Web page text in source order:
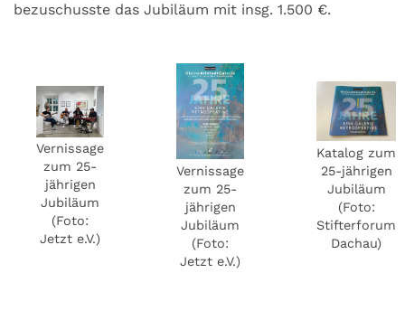
bezuschusste das Jubiläum mit insg. 1.500 €.
Vernissage
zum 25-
jährigen
Jubiläum
(Foto:
Jetzt e.V.)
Vernissage
zum 25-
jährigen
Jubiläum
(Foto:
Jetzt e.V.)
Katalog zum
25-jährigen
Jubiläum
(Foto:
Stifterforum
Dachau)